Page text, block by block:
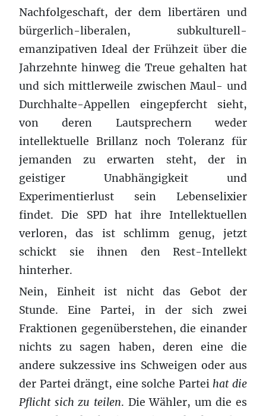
Nachfolgeschaft, der dem libertären und
bürgerlich-liberalen, subkulturell-
emanzipativen Ideal der Frühzeit über die
Jahrzehnte hinweg die Treue gehalten hat
und sich mittlerweile zwischen Maul- und
Durchhalte-Appellen eingepfercht sieht,
von deren Lautsprechern weder
intellektuelle Brillanz noch Toleranz für
jemanden zu erwarten steht, der in
geistiger Unabhängigkeit und
Experimentierlust sein Lebenselixier
findet. Die SPD hat ihre Intellektuellen
verloren, das ist schlimm genug, jetzt
schickt sie ihnen den Rest-Intellekt
hinterher.
Nein, Einheit ist nicht das Gebot der
Stunde. Eine Partei, in der sich zwei
Fraktionen gegenüberstehen, die einander
nichts zu sagen haben, deren eine die
andere sukzessive ins Schweigen oder aus
der Partei drängt, eine solche Partei hat die
Pflicht sich zu teilen. Die Wähler, um die es